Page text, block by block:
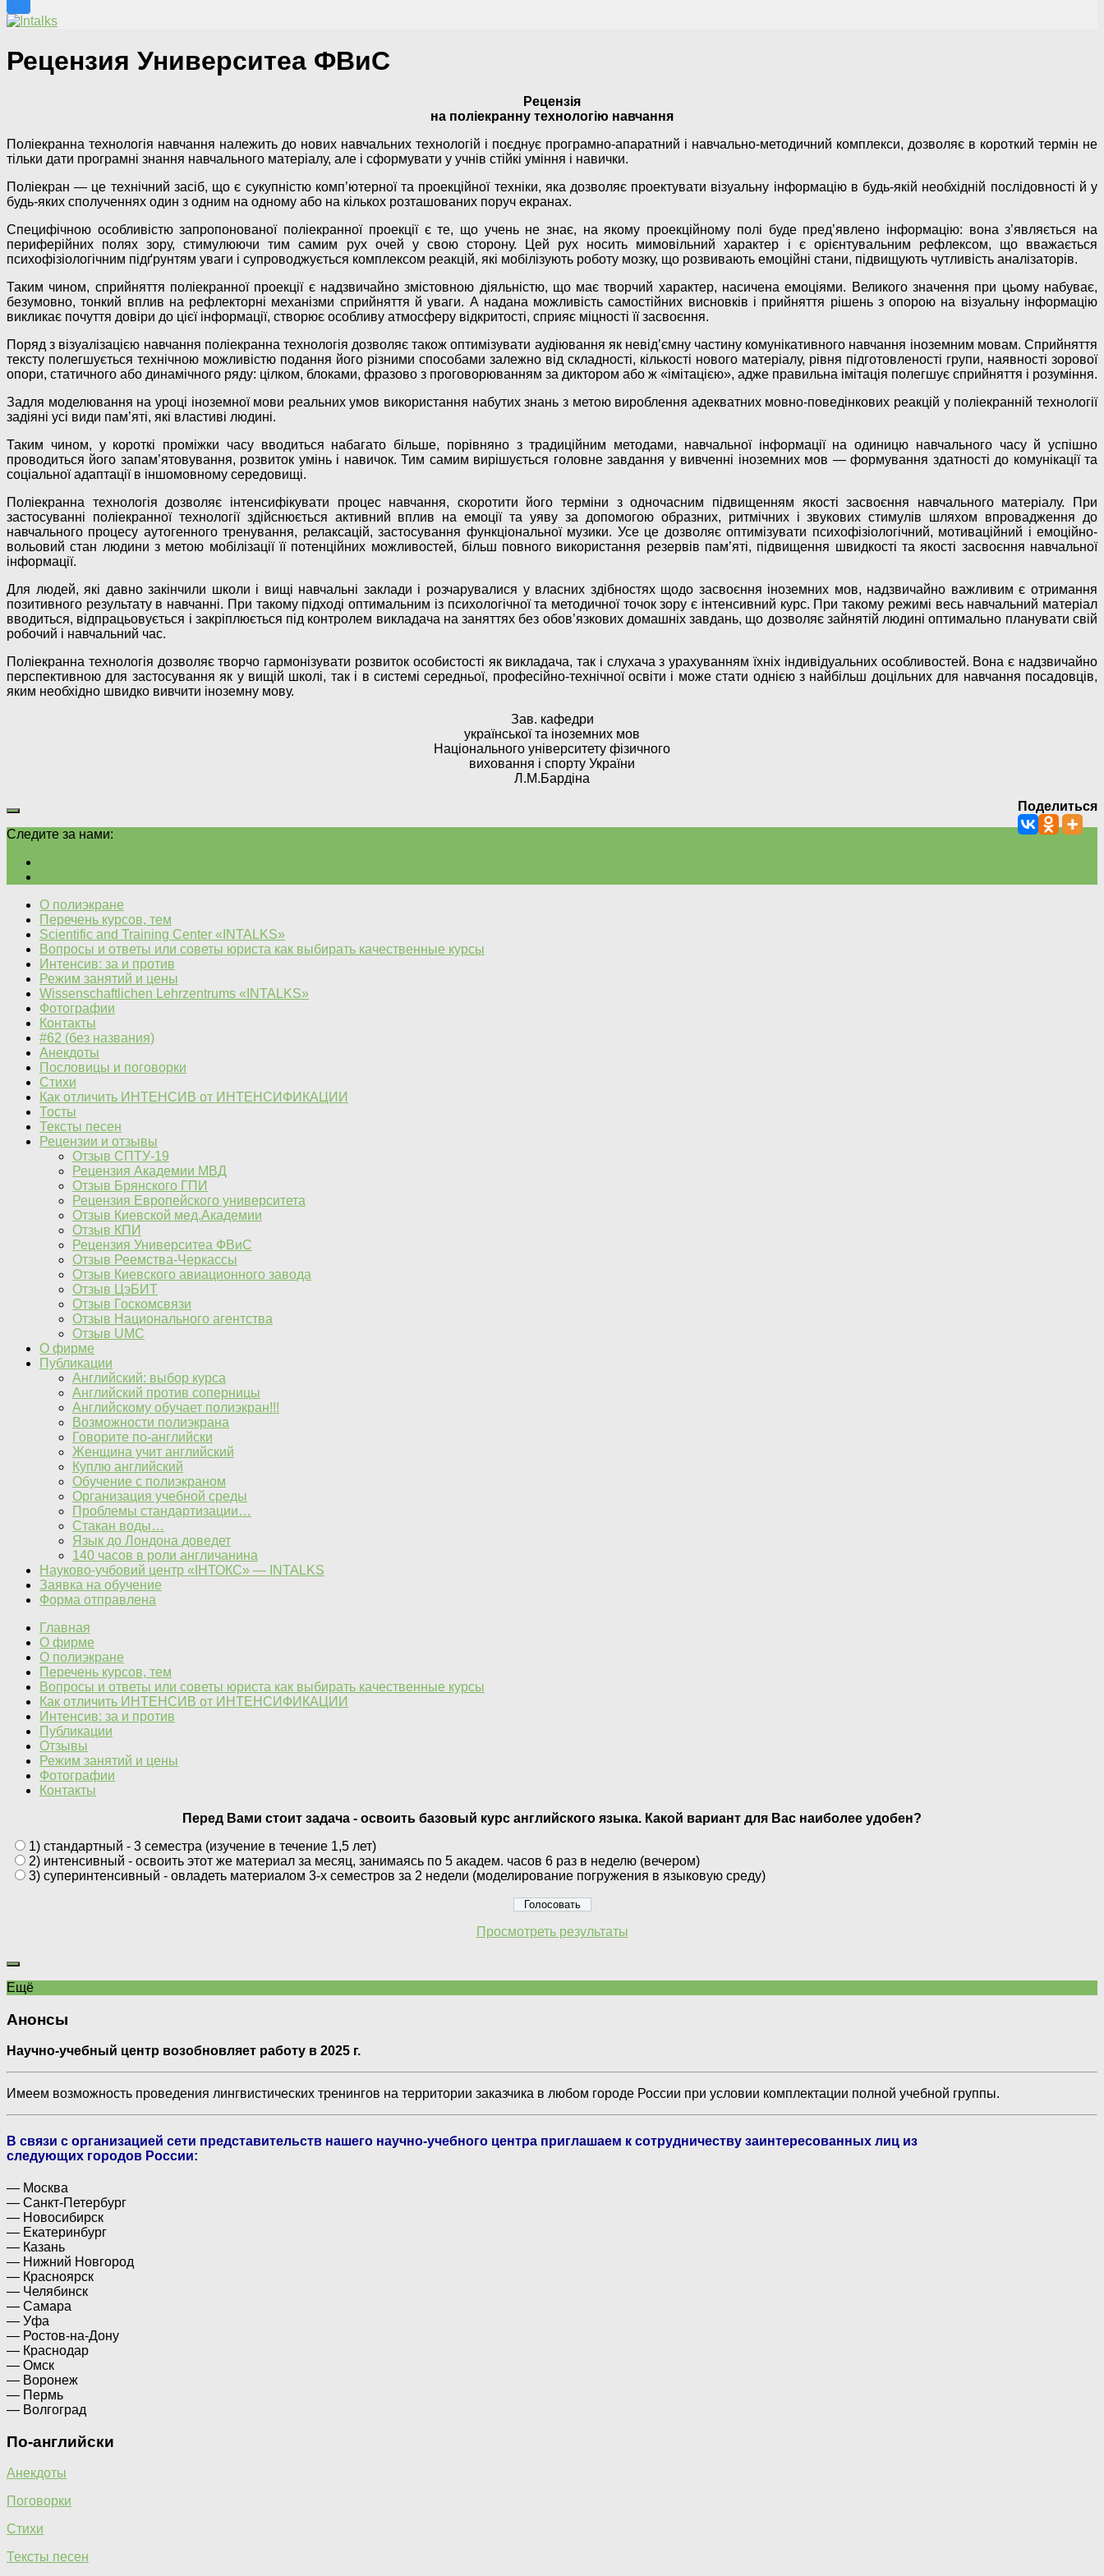
Рецензия Университеа ФВиС
Рецензія
на поліекранну технологію навчання
Поліекранна технологія навчання належить до нових навчальних технологій і поєднує програмно-апаратний і навчально-методичний комплекси, дозволяє в короткий термін не
тільки дати програмні знання навчального матеріалу, але і сформувати у учнів стійкі уміння і навички.
Поліекран — це технічний засіб, що є сукупністю комп’ютерної та проекційної техніки, яка дозволяє проектувати візуальну інформацію в будь-якій необхідній послідовності й у
будь-яких сполученнях один з одним на одному або на кількох розташованих поруч екранах.
Специфічною особливістю запропонованої поліекранної проекції є те, що учень не знає, на якому проекційному полі буде пред’явлено інформацію: вона з’являється на
периферійних полях зору, стимулюючи тим самим рух очей у свою сторону. Цей рух носить мимовільний характер і є орієнтувальним рефлексом, що вважається
психофізіологічним підґрунтям уваги і супроводжується комплексом реакцій, які мобілізують роботу мозку, що розвивають емоційні стани, підвищують чутливість аналізаторів.
Таким чином, сприйняття поліекранної проекції є надзвичайно змістовною діяльністю, що має творчий характер, насичена емоціями. Великого значення при цьому набуває,
безумовно, тонкий вплив на рефлекторні механізми сприйняття й уваги. А надана можливість самостійних висновків і прийняття рішень з опорою на візуальну інформацію
викликає почуття довіри до цієї інформації, створює особливу атмосферу відкритості, сприяє міцності її засвоєння.
Поряд з візуалізацією навчання поліекранна технологія дозволяє також оптимізувати аудіювання як невід’ємну частину комунікативного навчання іноземним мовам. Сприйняття
тексту полегшується технічною можливістю подання його різними способами залежно від складності, кількості нового матеріалу, рівня підготовленості групи, наявності зорової
опори, статичного або динамічного ряду: цілком, блоками, фразово з проговорюванням за диктором або ж «імітацією», адже правильна імітація полегшує сприйняття і розуміння.
Задля моделювання на уроці іноземної мови реальних умов використання набутих знань з метою вироблення адекватних мовно-поведінкових реакцій у поліекранній технології
задіяні усі види пам’яті, які властиві людині.
Таким чином, у короткі проміжки часу вводиться набагато більше, порівняно з традиційним методами, навчальної інформації на одиницю навчального часу й успішно
проводиться його запам’ятовування, розвиток умінь і навичок. Тим самим вирішується головне завдання у вивченні іноземних мов — формування здатності до комунікації та
соціальної адаптації в іншомовному середовищі.
Поліекранна технологія дозволяє інтенсифікувати процес навчання, скоротити його терміни з одночасним підвищенням якості засвоєння навчального матеріалу. При
застосуванні поліекранної технології здійснюється активний вплив на емоції та уяву за допомогою образних, ритмічних і звукових стимулів шляхом впровадження до
навчального процесу аутогенного тренування, релаксацій, застосування функціональної музики. Усе це дозволяє оптимізувати психофізіологічний, мотиваційний і емоційно-
вольовий стан людини з метою мобілізації її потенційних можливостей, більш повного використання резервів пам’яті, підвищення швидкості та якості засвоєння навчальної
інформації.
Для людей, які давно закінчили школи і вищі навчальні заклади і розчарувалися у власних здібностях щодо засвоєння іноземних мов, надзвичайно важливим є отримання
позитивного результату в навчанні. При такому підході оптимальним із психологічної та методичної точок зору є інтенсивний курс. При такому режимі весь навчальний матеріал
вводиться, відпрацьовується і закріплюється під контролем викладача на заняттях без обов’язкових домашніх завдань, що дозволяє зайнятій людині оптимально планувати свій
робочий і навчальний час.
Поліекранна технологія дозволяє творчо гармонізувати розвиток особистості як викладача, так і слухача з урахуванням їхніх індивідуальних особливостей. Вона є надзвичайно
перспективною для застосування як у вищій школі, так і в системі середньої, професійно-технічної освіти і може стати однією з найбільш доцільних для навчання посадовців,
яким необхідно швидко вивчити іноземну мову.
Зав. кафедри
української та іноземних мов
Національного університету фізичного
виховання і спорту України
Л.М.Бардіна
Поделиться
Следите за нами:
О полиэкране
Перечень курсов, тем
Scientific and Training Center «INTALKS»
Вопросы и ответы или советы юриста как выбирать качественные курсы
Интенсив: за и против
Режим занятий и цены
Wissenschaftlichen Lehrzentrums «INTALKS»
Фотографии
Контакты
#62 (без названия)
Анекдоты
Пословицы и поговорки
Стихи
Как отличить ИНТЕНСИВ от ИНТЕНСИФИКАЦИИ
Тосты
Тексты песен
Рецензии и отзывы
Отзыв СПТУ-19
Рецензия Академии МВД
Отзыв Брянского ГПИ
Рецензия Европейского университета
Отзыв Киевской мед.Академии
Отзыв КПИ
Рецензия Университеа ФВиС
Отзыв Реемства-Черкассы
Отзыв Киевского авиационного завода
Отзыв ЦэБИТ
Отзыв Госкомсвязи
Отзыв Национального агентства
Отзыв UMC
О фирме
Публикации
Английский: выбор курса
Английский против соперницы
Английскому обучает полиэкран!!!
Возможности полиэкрана
Говорите по-английски
Женщина учит английский
Куплю английский
Обучение с полиэкраном
Организация учебной среды
Проблемы стандартизации…
Стакан воды…
Язык до Лондона доведет
140 часов в роли англичанина
Науково-учбовий центр «IНТОКС» — INTALKS
Заявка на обучение
Форма отправлена
Главная
О фирме
О полиэкране
Перечень курсов, тем
Вопросы и ответы или советы юриста как выбирать качественные курсы
Как отличить ИНТЕНСИВ от ИНТЕНСИФИКАЦИИ
Интенсив: за и против
Публикации
Отзывы
Режим занятий и цены
Фотографии
Контакты
Перед Вами стоит задача - освоить базовый курс английского языка. Какой вариант для Вас наиболее удобен?
1) стандартный - 3 семестра (изучение в течение 1,5 лет)
2) интенсивный - освоить этот же материал за месяц, занимаясь по 5 академ. часов 6 раз в неделю (вечером)
3) суперинтенсивный - овладеть материалом 3-х семестров за 2 недели (моделирование погружения в языковую среду)
Просмотреть результаты
Ещё
Анонсы
Научно-учебный центр возобновляет работу в 2025 г.
Имеем возможность проведения лингвистических тренингов на территории заказчика в любом городе России при условии комплектации полной учебной группы.
В связи с организацией сети представительств нашего научно-учебного центра приглашаем к сотрудничеству заинтересованных лиц из
следующих городов России:
— Москва
— Санкт-Петербург
— Новосибирск
— Екатеринбург
— Казань
— Нижний Новгород
— Красноярск
— Челябинск
— Самара
— Уфа
— Ростов-на-Дону
— Краснодар
— Омск
— Воронеж
— Пермь
— Волгоград
По-английски
Анекдоты
Поговорки
Стихи
Тексты песен